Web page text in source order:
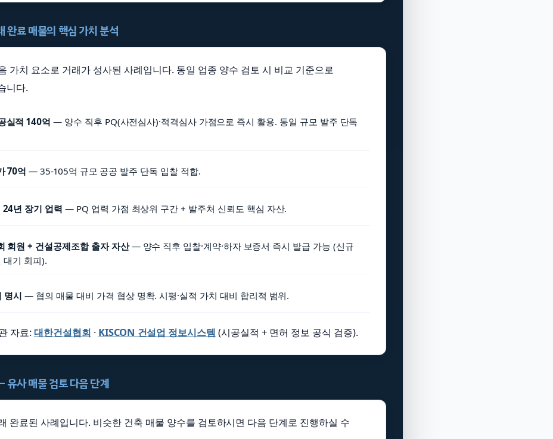
료 매물의 핵심 가치 분석
가치 요소로 거래가 성사된 사례입니다. 동일 업종 양수 검토 시 비교 기준으로
니다.
실적 140억 — 양수 직후 PQ(사전심사)·적격심사 가점으로 즉시 활용. 동일 규모 발주 단독
70억 — 35-105억 규모 공공 발주 단독 입찰 적합.
년 장기 업력 — PQ 업력 가점 최상위 구간 + 발주처 신뢰도 핵심 자산.
회원 + 건설공제조합 출자 자산— 양수 직후 입찰·계약·하자 보증서 즉시 발급 가능 (신규
대기 회피).
명시 — 협의 매물 대비 가격 협상 명확. 시평·실적 가치 대비 합리적 범위.
자료:대한건설협회 · KISCON 건설업 정보시스템 (시공실적 + 면허 정보 공식 검증).
사 매물 검토 다음 단계
완료된 사례입니다. 비슷한 건축 매물 양수를 검토하시면 다음 단계로 진행하실 수